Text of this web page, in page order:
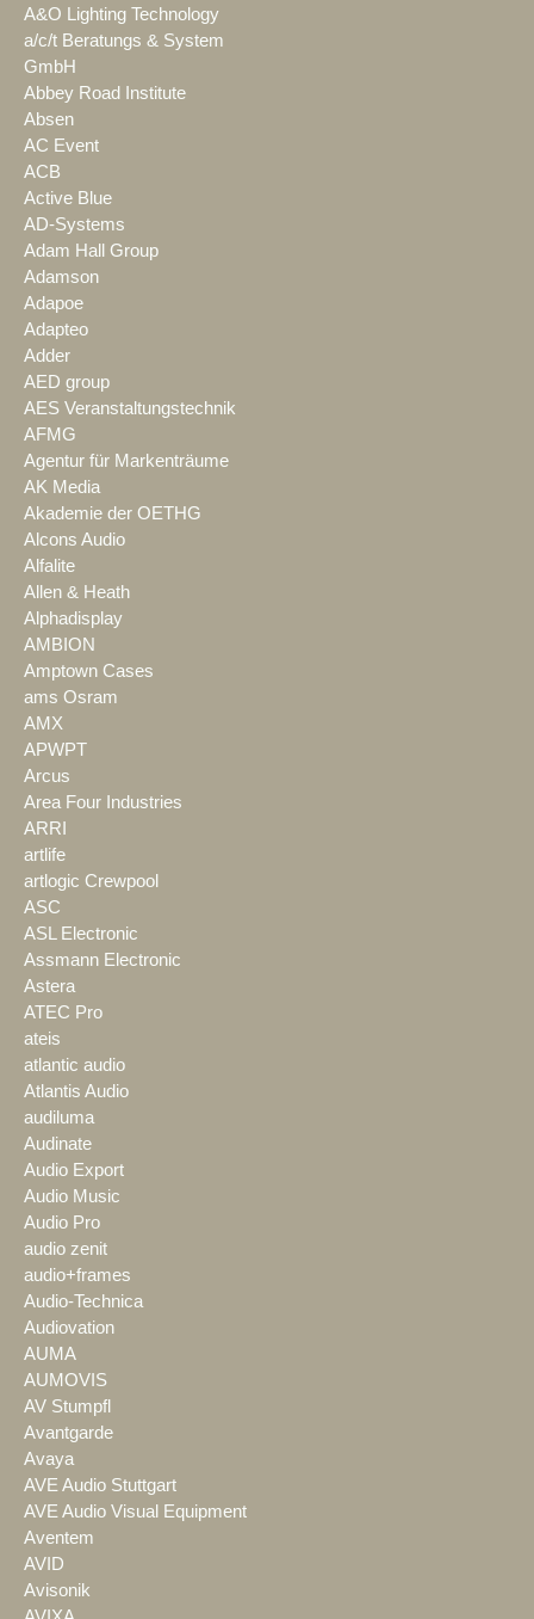
A&O Lighting Technology
a/c/t Beratungs & System
GmbH
Abbey Road Institute
Absen
AC Event
ACB
Active Blue
AD-Systems
Adam Hall Group
Adamson
Adapoe
Adapteo
Adder
AED group
AES Veranstaltungstechnik
AFMG
Agentur für Markenträume
AK Media
Akademie der OETHG
Alcons Audio
Alfalite
Allen & Heath
Alphadisplay
AMBION
Amptown Cases
ams Osram
AMX
APWPT
Arcus
Area Four Industries
ARRI
artlife
artlogic Crewpool
ASC
ASL Electronic
Assmann Electronic
Astera
ATEC Pro
ateis
atlantic audio
Atlantis Audio
audiluma
Audinate
Audio Export
Audio Music
Audio Pro
audio zenit
audio+frames
Audio-Technica
Audiovation
AUMA
AUMOVIS
AV Stumpfl
Avantgarde
Avaya
AVE Audio Stuttgart
AVE Audio Visual Equipment
Aventem
AVID
Avisonik